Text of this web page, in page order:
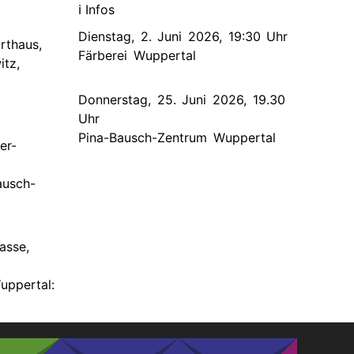
ℹ️ Infos
Dienstag, 2. Juni 2026, 19:30 Uhr
Färberei Wuppertal
Donnerstag, 25. Juni 2026, 19.30
Uhr
Pina-Bausch-Zentrum Wuppertal